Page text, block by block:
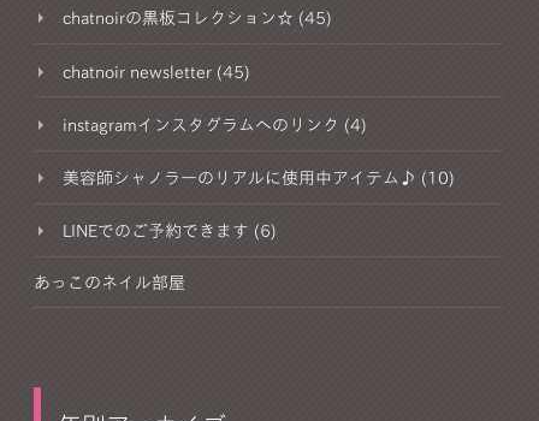
chatnoirの黒板コレクション☆ (45)
chatnoir newsletter (45)
instagramインスタグラムへのリンク (4)
美容師シャノラーのリアルに使用中アイテム♪ (10)
LINEでのご予約できます (6)
あっこのネイル部屋